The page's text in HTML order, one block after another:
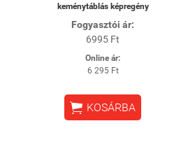
keménytáblás képregény
Fogyasztói ár:
6995 Ft
Online ár:
6 295 Ft
 KOSÁRBA